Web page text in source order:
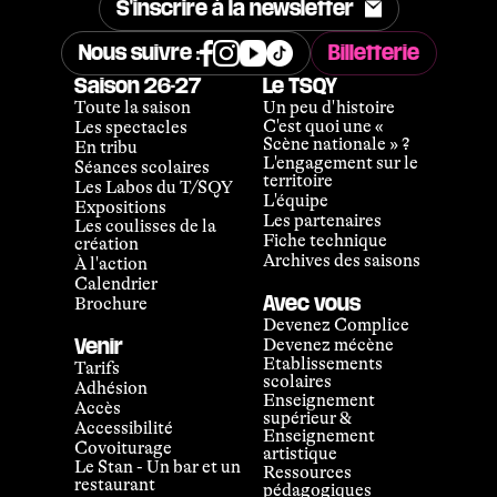
Voici unSecretqui mérite d’être partagé avec
le plus grand nombre pour
sa délicatesse et sa
générosité. Marion Rampal au chant, Pierre-
FrançoisBlanchard au piano, des textes et
mélodies d’exception : ni plus ni moins quela
promesse d’un merveilleux concert !
Il est parfois des moments où les étoiles
s’alignent pour offrir le meilleur.Le Secretest
de cet ordre, c’est même un véritable cadeau
concocté par Marion Rampal et Pierre-
François Blanchard, qui repose sur la parfaite
harmonie entre la voix envoûtante de la
première et les fabuleuses improvisations du
second. Une anthologie poétique ? Un
hommage musical ? Tout cela à la fois, mais
aussi et surtout un itinéraire d’affinités
électives – et éclectiques – qui réunit Paul
Verlaine, Jules Laforgue ou Agnès Varda pour
les textes, Johannes Brahms, Colette Magny,
Georges Brassens ou encore Brigitte Fontaine
1h15
S'inscrire à la newsletter
Nous suivre :
Billetterie
Saison 26-27
Toute la saison
Les spectacles
En tribu
Séances scolaires
Les Labos du T/SQY
Expositions
Les coulisses de la
création
À l'action
Calendrier
Brochure
Le TSQY
Un peu d'histoire
C'est quoi une «
Scène nationale » ?
L'engagement sur le
territoire
L'équipe
Les partenaires
Fiche technique
Archives des saisons
Avec vous
Devenez Complice
Devenez mécène
Etablissements
scolaires
Enseignement
supérieur &
Enseignement
artistique
Ressources
pédagogiques
Venir
Tarifs
Adhésion
Accès
Accessibilité
Covoiturage
Le Stan - Un bar et un
restaurant